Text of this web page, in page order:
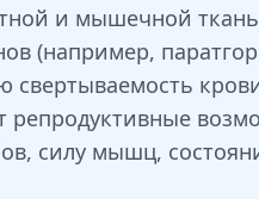
и мышечной
(например,
репродуктивные
силу мышц,